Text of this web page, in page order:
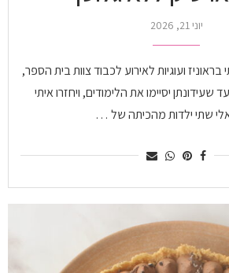
יוני 21, 2026
12:45. הבאתי בראוניז ועוגיות לאירוע לכבוד צוות בית הספר,
שעידונתן יסיימו את הלימודים, ויחזרו איתי
שתי ילדות מהכיתה של …